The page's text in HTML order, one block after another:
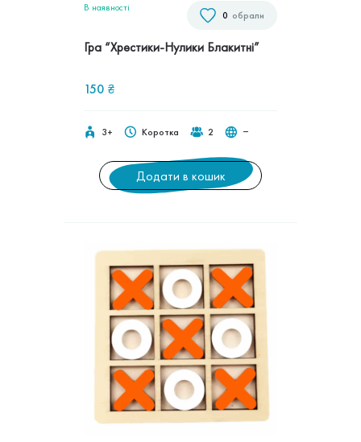
обрали
0
В наявностi
Гра “Хрестики-Нулики Блакитні”
150 ₴
3+ Коротка 2 ‒
Додати в кошик